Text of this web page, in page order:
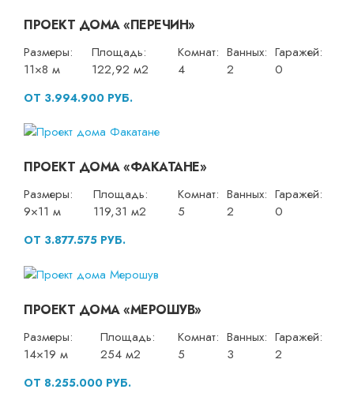
ПРОЕКТ ДОМА «ПЕРЕЧИН»
Размеры:
11×8 м
Площадь:
122,92 м2
Комнат:
4
Ванных:
2
Гаражей:
0
ОТ 3.994.900 РУБ.
ПРОЕКТ ДОМА «ФАКАТАНЕ»
Размеры:
9×11 м
Площадь:
119,31 м2
Комнат:
5
Ванных:
2
Гаражей:
0
ОТ 3.877.575 РУБ.
ПРОЕКТ ДОМА «МЕРОШУВ»
Размеры:
14×19 м
Площадь:
254 м2
Комнат:
5
Ванных:
3
Гаражей:
2
ОТ 8.255.000 РУБ.